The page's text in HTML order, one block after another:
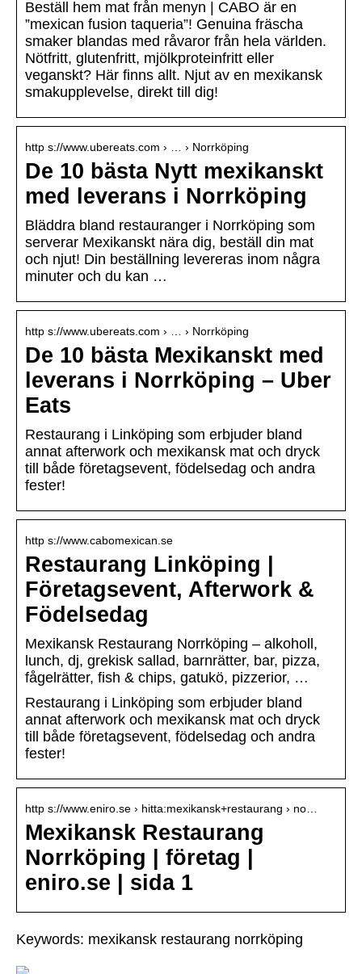
Beställ hem mat från menyn | CABO är en
”mexican fusion taqueria”! Genuina fräscha
smaker blandas med råvaror från hela världen.
Nötfritt, glutenfritt, mjölkproteinfritt eller
veganskt? Här finns allt. Njut av en mexikansk
smakupplevelse, direkt till dig!
http s://www.ubereats.com › … › Norrköping
De 10 bästa Nytt mexikanskt
med leverans i Norrköping
Bläddra bland restauranger i Norrköping som
serverar Mexikanskt nära dig, beställ din mat
och njut! Din beställning levereras inom några
minuter och du kan …
http s://www.ubereats.com › … › Norrköping
De 10 bästa Mexikanskt med
leverans i Norrköping – Uber
Eats
Restaurang i Linköping som erbjuder bland
annat afterwork och mexikansk mat och dryck
till både företagsevent, födelsedag och andra
fester!
http s://www.cabomexican.se
Restaurang Linköping |
Företagsevent, Afterwork &
Födelsedag
Mexikansk Restaurang Norrköping – alkoholl,
lunch, dj, grekisk sallad, barnrätter, bar, pizza,
fågelrätter, fish & chips, gatukö, pizzerior, …
Restaurang i Linköping som erbjuder bland
annat afterwork och mexikansk mat och dryck
till både företagsevent, födelsedag och andra
fester!
http s://www.eniro.se › hitta:mexikansk+restaurang › no…
Mexikansk Restaurang
Norrköping | företag |
eniro.se | sida 1
Keywords: mexikansk restaurang norrköping